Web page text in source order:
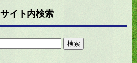
サイト内検索